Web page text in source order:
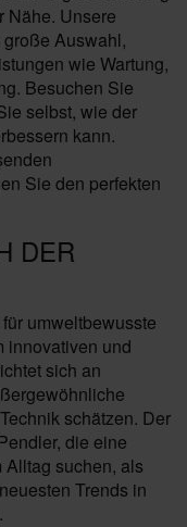
Nähe. Unsere
Auswahl,
wie Wartung,
Besuchen Sie
selbst, wie der
kann.
Sie den perfekten
DER
umweltbewusste
innovativen und
sich an
schätzen. Der
die eine
Alltag suchen, als
Trends in